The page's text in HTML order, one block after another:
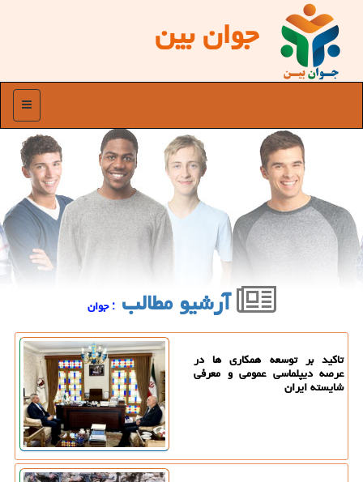
جوان بین
منو
آرشیو مطالب : جوان
تاکید بر توسعه همکاری ها در
عرصه دیپلماسی عمومی و معرفی
شایسته ایران